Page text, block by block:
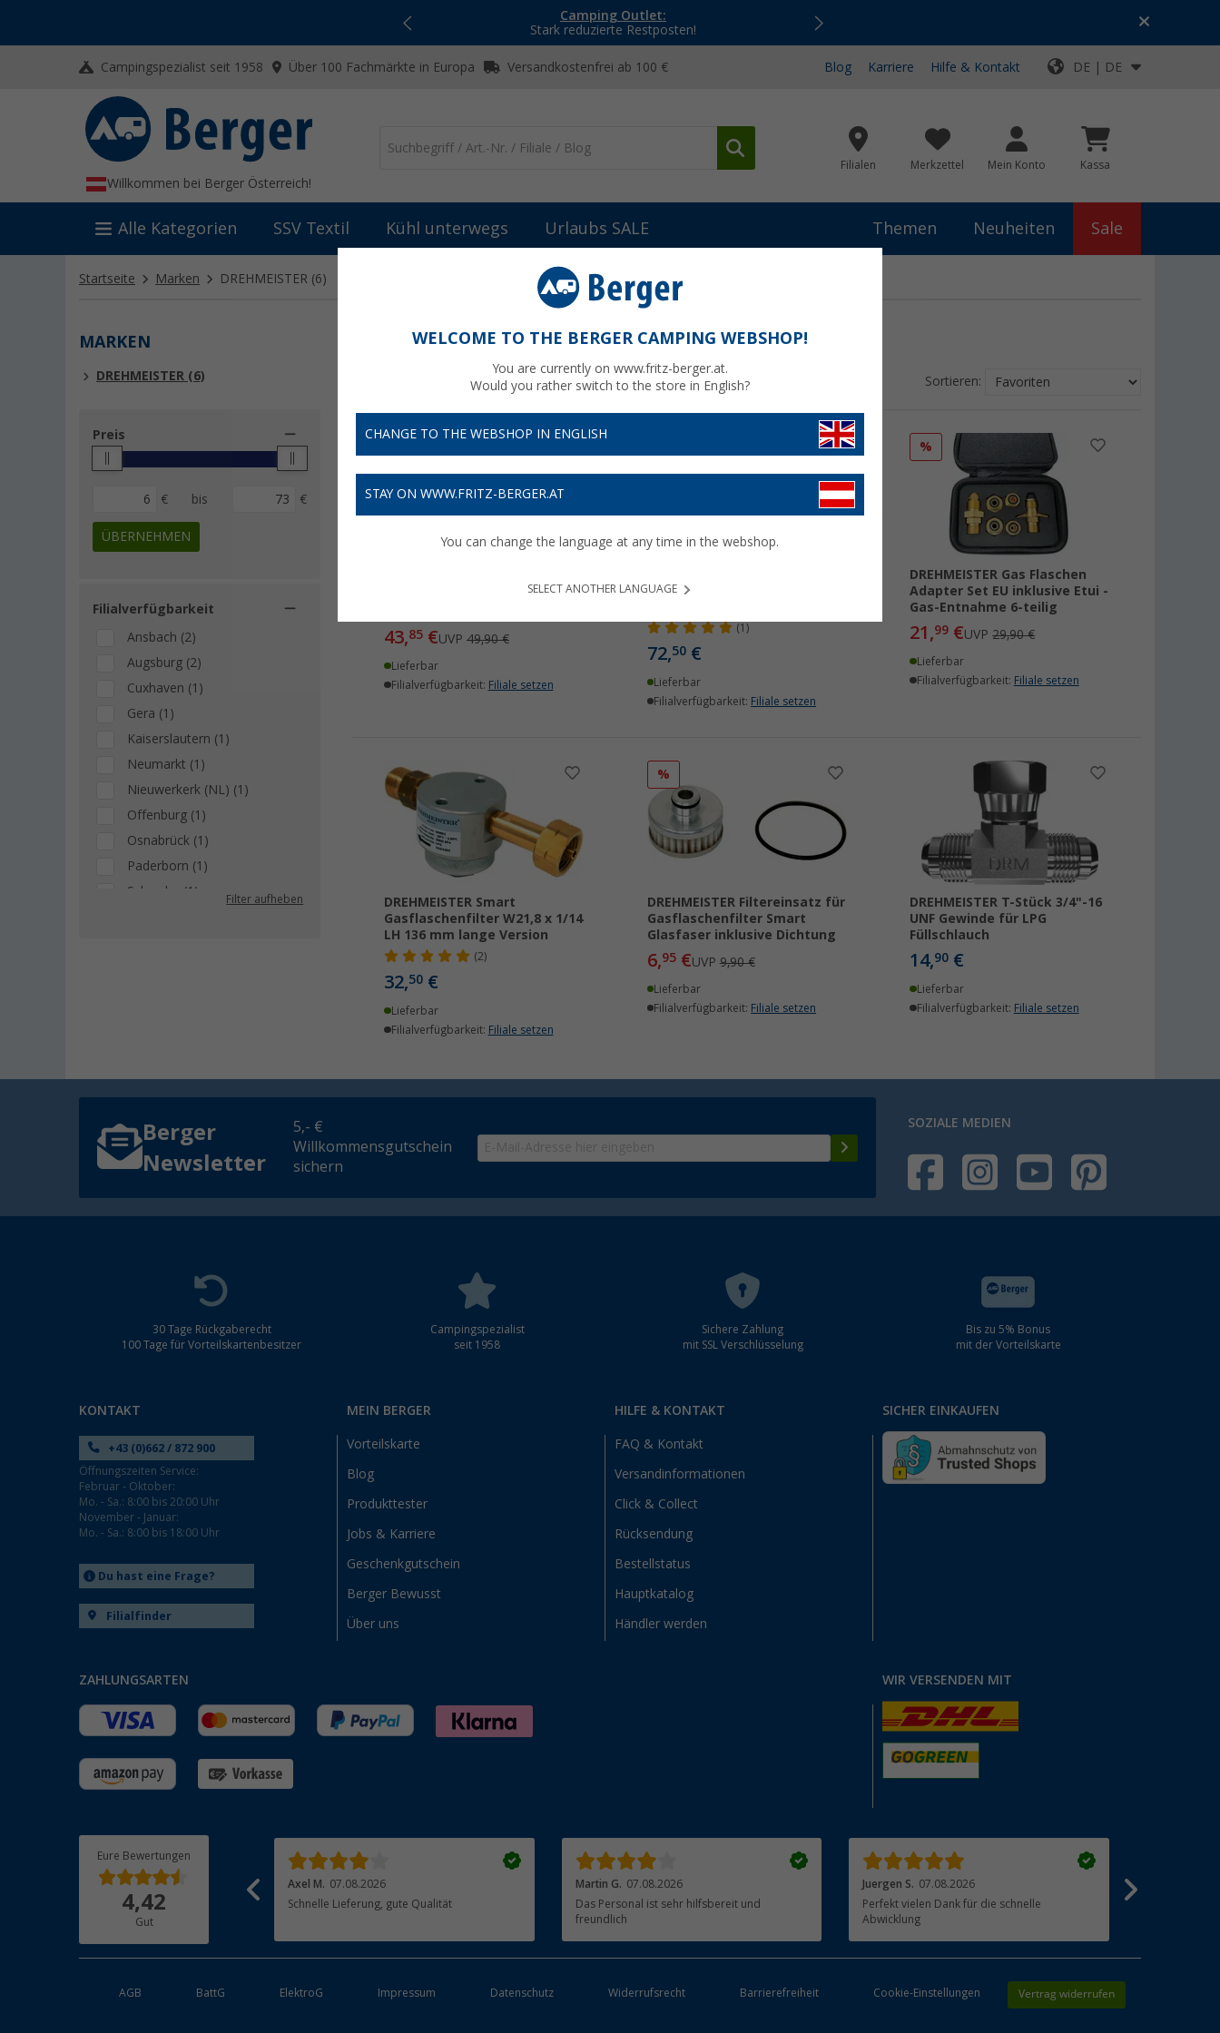
Camping Outlet:
Stark reduzierte Restposten!
Top-Deals für dein Abenteuer!
Campingspezialist seit 1958 Über 100 Fachmärkte in Europa Versandkostenfrei ab 100 € Blog Karriere Hilfe & Kontakt DE | DE
Willkommen bei Berger Österreich!
Filialen Merkzettel Mein Konto Kassa
Alle Kategorien SSV Textil Kühl unterwegs Urlaubs SALE Themen Neuheiten Sale
Startseite Marken DREHMEISTER (6)
MARKEN
DREHMEISTER (6)
Preis
€ bis €
ÜBERNEHMEN
Filialverfügbarkeit
Ansbach (2)
Augsburg (2)
Cuxhaven (1)
Gera (1)
Kaiserslautern (1)
Neumarkt (1)
Nieuwerkerk (NL) (1)
Offenburg (1)
Osnabrück (1)
Paderborn (1)
Schwelm (1)
Filter aufheben
DREHMEISTER
Sortieren:
inklusive Etui W21.8x1/14"
43,85 €UVP49,90 €
Lieferbar
Filialverfügbarkeit: Filiale setzen
Gasflaschen Adapter Set
(1)
72,50€
Lieferbar
Filialverfügbarkeit: Filiale setzen
%
DREHMEISTER Gas Flaschen
Adapter Set EU inklusive Etui -
Gas-Entnahme 6-teilig
21,99 €UVP29,90 €
Lieferbar
Filialverfügbarkeit: Filiale setzen
DREHMEISTER Smart
Gasflaschenfilter W21,8 x 1/14
LH 136 mm lange Version
(2)
32,50 €
Lieferbar
Filialverfügbarkeit: Filiale setzen
%
DREHMEISTER Filtereinsatz für
Gasflaschenfilter Smart
Glasfaser inklusive Dichtung
6,95€UVP9,90 €
Lieferbar
Filialverfügbarkeit: Filiale setzen
DREHMEISTER T-Stück 3/4"-16
UNF Gewinde für LPG
Füllschlauch
14,90 €
Lieferbar
Filialverfügbarkeit: Filiale setzen
Berger
Newsletter
5,- €
Willkommensgutschein
sichern
SOZIALE MEDIEN
30 Tage Rückgaberecht
100 Tage für Vorteilskartenbesitzer
Campingspezialist
seit 1958
Sichere Zahlung
mit SSL Verschlüsselung
Bis zu 5% Bonus
mit der Vorteilskarte
KONTAKT
+43 (0)662 / 872 900
Öffnungszeiten Service:
Februar - Oktober:
Mo. - Sa.: 8:00 bis 20:00 Uhr
November - Januar:
Mo. - Sa.: 8:00 bis 18:00 Uhr
Du hast eine Frage?
Filialfinder
MEIN BERGER
Vorteilskarte
Blog
Produkttester
Jobs & Karriere
Geschenkgutschein
Berger Bewusst
Über uns
HILFE & KONTAKT
FAQ & Kontakt
Versandinformationen
Click & Collect
Rücksendung
Bestellstatus
Hauptkatalog
Händler werden
SICHER EINKAUFEN
ZAHLUNGSARTEN WIR VERSENDEN MIT
Eure Bewertungen
4,42
Gut
07.08.2026
Axel M. 07.08.2026
Schnelle Lieferung, gute Qualität
Martin G. 07.08.2026
Das Personal ist sehr hilfsbereit und
freundlich
Juergen S. 07.08.2026
Perfekt vielen Dank für die schnelle
Abwicklung
AGB BattG ElektroG Impressum Datenschutz Widerrufsrecht Barrierefreiheit Cookie-Einstellungen Vertrag widerrufen
WELCOME TO THE BERGER CAMPING WEBSHOP!
You are currently on www.fritz-berger.at.
Would you rather switch to the store in English?
CHANGE TO THE WEBSHOP IN ENGLISH
STAY ON WWW.FRITZ-BERGER.AT
You can change the language at any time in the webshop.
SELECT ANOTHER LANGUAGE